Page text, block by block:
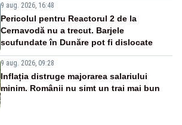
9 aug. 2026, 16:48
Pericolul pentru Reactorul 2 de la
Cernavodă nu a trecut. Barjele
scufundate în Dunăre pot fi dislocate
9 aug. 2026, 09:28
Inflația distruge majorarea salariului
minim. Românii nu simt un trai mai bun